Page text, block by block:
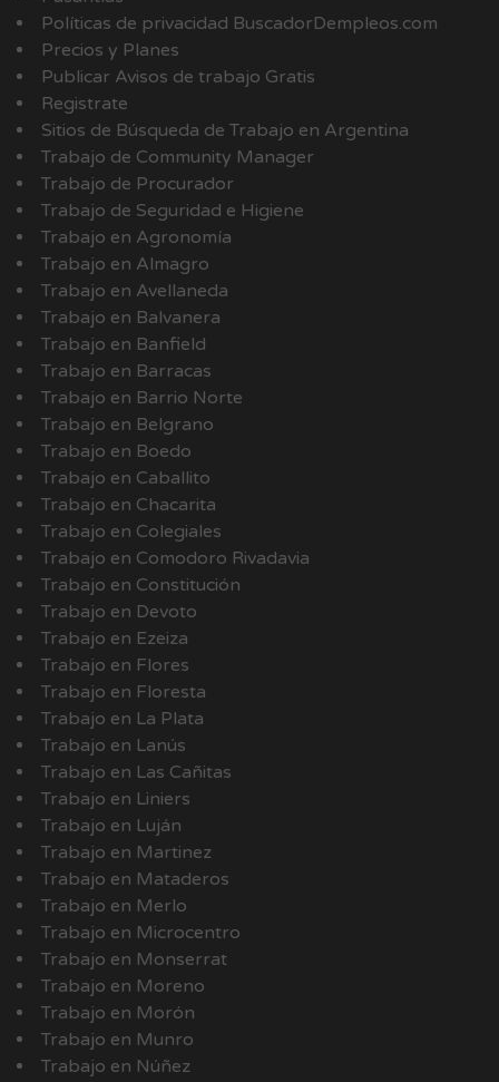
Políticas de privacidad BuscadorDempleos.com
Precios y Planes
Publicar Avisos de trabajo Gratis
Registrate
Sitios de Búsqueda de Trabajo en Argentina
Trabajo de Community Manager
Trabajo de Procurador
Trabajo de Seguridad e Higiene
Trabajo en Agronomía
Trabajo en Almagro
Trabajo en Avellaneda
Trabajo en Balvanera
Trabajo en Banfield
Trabajo en Barracas
Trabajo en Barrio Norte
Trabajo en Belgrano
Trabajo en Boedo
Trabajo en Caballito
Trabajo en Chacarita
Trabajo en Colegiales
Trabajo en Comodoro Rivadavia
Trabajo en Constitución
Trabajo en Devoto
Trabajo en Ezeiza
Trabajo en Flores
Trabajo en Floresta
Trabajo en La Plata
Trabajo en Lanús
Trabajo en Las Cañitas
Trabajo en Liniers
Trabajo en Luján
Trabajo en Martinez
Trabajo en Mataderos
Trabajo en Merlo
Trabajo en Microcentro
Trabajo en Monserrat
Trabajo en Moreno
Trabajo en Morón
Trabajo en Munro
Trabajo en Núñez